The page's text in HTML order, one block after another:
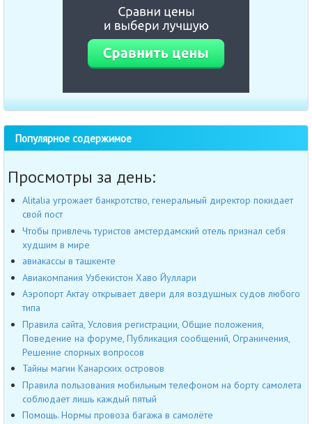
Популярное содержимое
Просмотры за день:
Alitalia угрожает банкротство, генеральный директор покидает
свой пост
Чтобы привлечь туристов амстердамский отель признал себя
худшим в мире
авиакассы в ташкенте
Авиакомпания Узбекистон Хаво Йуллари
Аэропорт Актау открывает двери для воздушных судов любого
типа
Правила сайта, Условия регистрации, Общие положения,
Поведение на форуме, Публикация сообщений, Ограничения,
Решение спорных вопросов
Тайны магии Канарских островов
Правила пользования мобильным телефоном на борту самолета
соблюдает лишь каждый пятый
Помощь. Нормы провоза багажа в самолёте